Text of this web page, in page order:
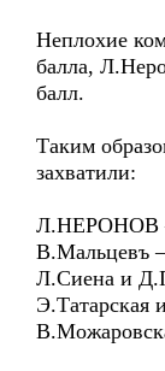
Неплохие
балла,
балл.
Таким
захватили:
Л.НЕРОНОВ
В.Мальцевъ
Л.Сиена и
Э.Татарская